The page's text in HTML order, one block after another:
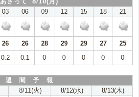
03 06 09 12 15 18
21
26 26 28 29 29 27
25
0.2 0.1 0 0 0 0 0
週 間 予 報
8/11(火) 8/12(水) 8/13(木)